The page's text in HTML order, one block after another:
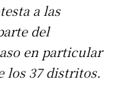
a las
del
en particular
los 37 distritos.